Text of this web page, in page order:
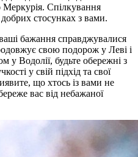
Меркурія. Спілкування
стосунках з вами.
бажання справджувалися
свою подорож у Леві і
у Водолії, будьте обережні з
у свій підхід та свої
що хтось із вами не
вас від небажаної